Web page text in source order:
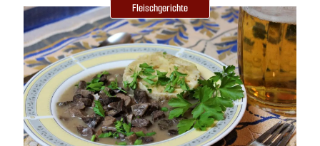
Fleischgerichte